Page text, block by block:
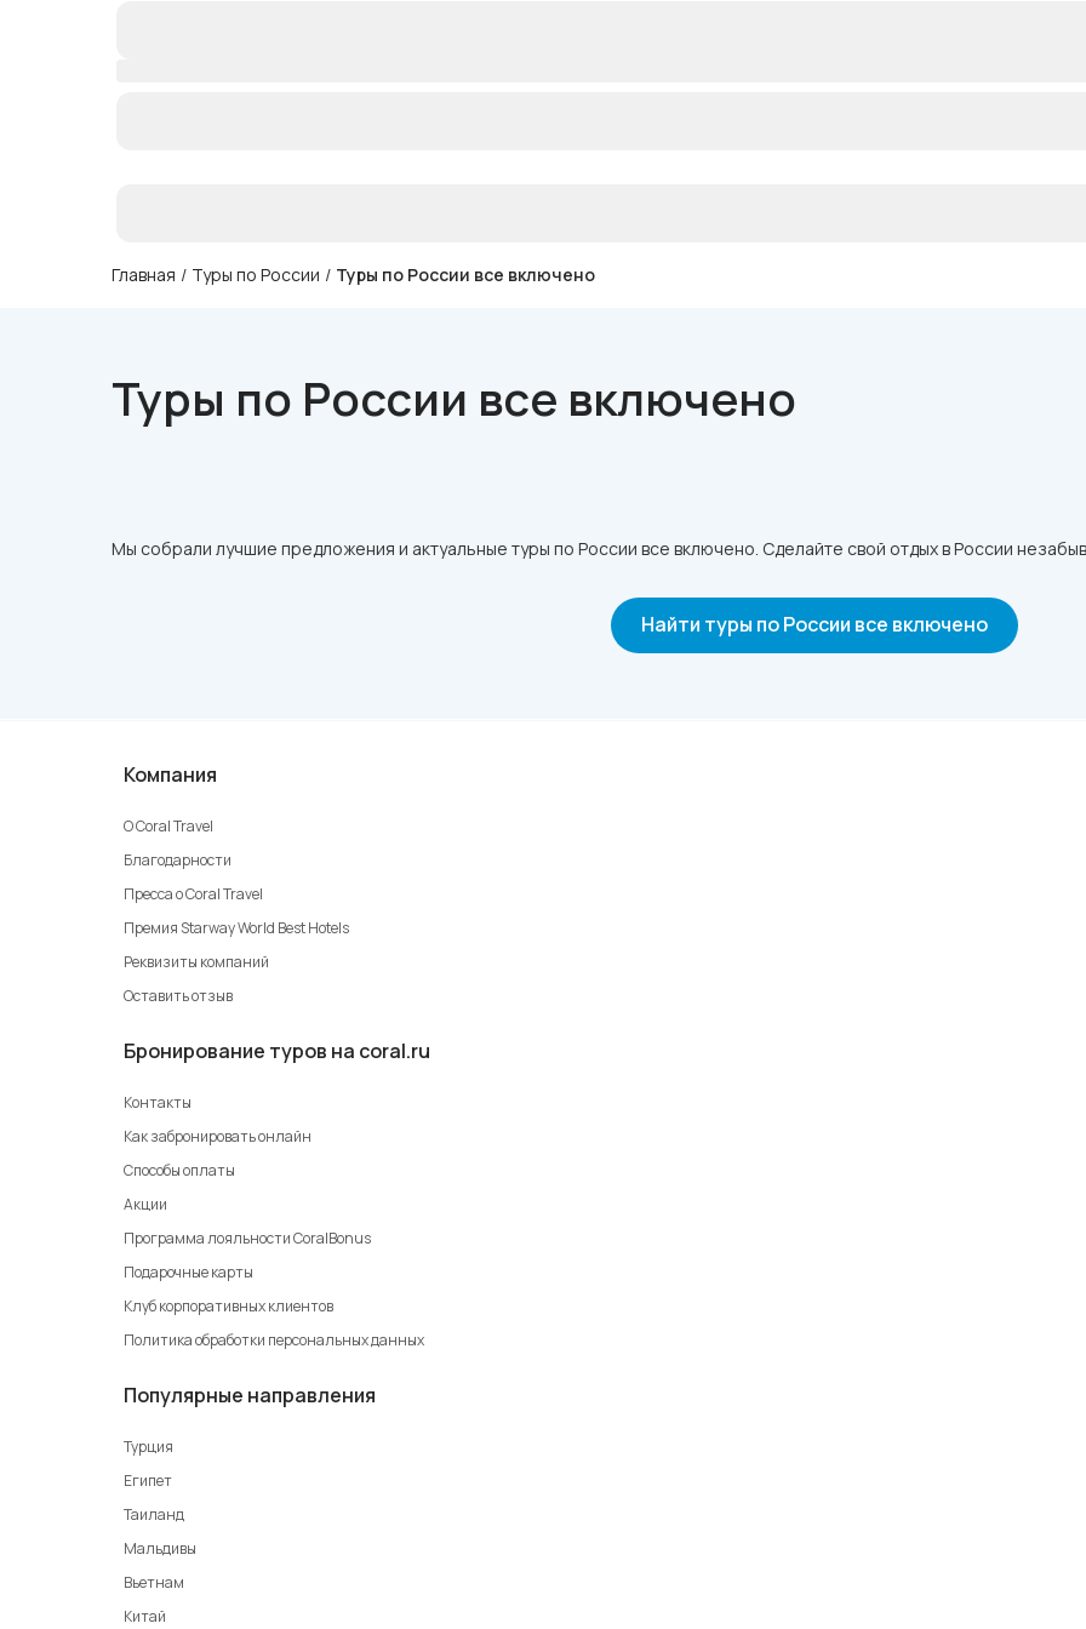
Главная / Туры по России / Туры по России все включено
Туры по России все включено
Мы собрали лучшие предложения и актуальные туры по России все включено. Сделайте свой отдых в России
Найти туры по России все включено
Компания
О Coral Travel
Благодарности
Пресса о Coral Travel
Премия Starway World Best Hotels
Реквизиты компаний
Оставить отзыв
Бронирование туров на coral.ru
Контакты
Как забронировать онлайн
Способы оплаты
Акции
Программа лояльности CoralBonus
Подарочные карты
Клуб корпоративных клиентов
Политика обработки персональных данных
Популярные направления
Турция
Египет
Таиланд
Мальдивы
Вьетнам
Китай